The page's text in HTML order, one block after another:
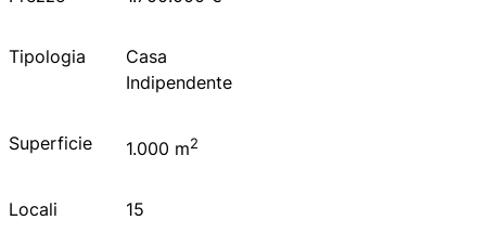
Tipologia
Casa
Indipendente
Superficie 1.000 m2
Locali 15